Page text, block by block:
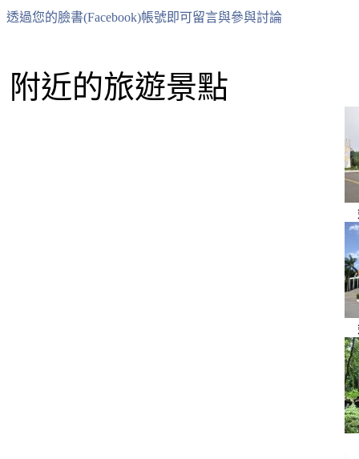
透過您的臉書(Facebook)帳號即可留言與參與討論
附近的旅遊景點